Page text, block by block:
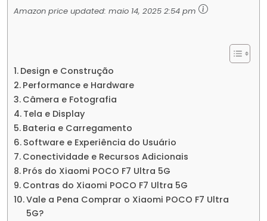
Amazon price updated: maio 14, 2025 2:54 pm
Design e Construção
Performance e Hardware
Câmera e Fotografia
Tela e Display
Bateria e Carregamento
Software e Experiência do Usuário
Conectividade e Recursos Adicionais
Prós do Xiaomi POCO F7 Ultra 5G
Contras do Xiaomi POCO F7 Ultra 5G
Vale a Pena Comprar o Xiaomi POCO F7 Ultra
5G?